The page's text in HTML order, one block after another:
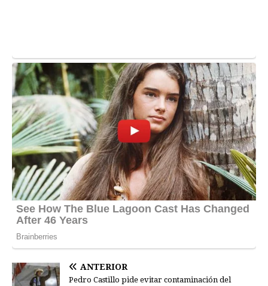
ANTERIOR
Pedro Castillo pide evitar contaminación del